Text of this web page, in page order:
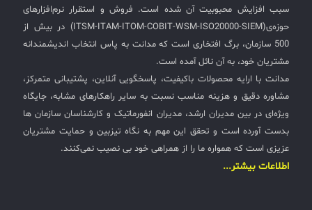
سبب افزایش محبوبیت آن شده است. فروش و استقرار نرم‌افزارهای
حوزه‌ی(ITSM-ITAM-ITOM-COBIT-WSM-ISO20000-SIEM) در بیش از
500 سازمان، برگ افتخاری است که مدانت به پاس انتخاب اندیشمندانه
مشتریان خود، به آن نائل آمده است.
مدانت با ارایه محصولات باکیفیت، پاسخگویی آنلاین، پشتیبانی متمرکز،
مشاوره دقیق و هزینه مناسب نسبت به سایر راهکارهای مشابه، جایگاه
ویژه‌ای در بین مدیران ارشد، مدیران انفورماتیک و کارشناسان سازمان ها
بدست آورده است و تحقق این مهم به نگاه تیزبین و حمایت مشتریان
عزیزی است که همواره ما را از همراهی خود بی نصیب نمی‌کنند.
اطلاعات بیشتر...